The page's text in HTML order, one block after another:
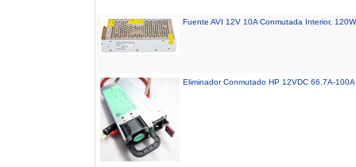
Fuente AVI 12V 10A Conmutada Interior,
Eliminador Conmutado HP 12VDC 66.7A-